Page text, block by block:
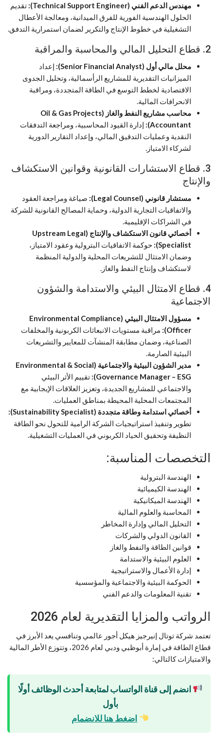
مهندس الدعم الفني (Technical Support Engineer):
تقديم
الحلول الهندسية الفورية للفرق الميدانية، ومعالجة الأعطال
التشغيلية في خطوط الإنتاج والتكرير لضمان استمرارية التدفق.
2. قطاع التحليل المالي والمحاسبة والمراقبة
محلل مالي أول (Senior Financial Analyst):
إعداد
الميزانيات التقديرية للمشاريع الرأسمالية، وتحليل الجدوى
الاقتصادية لخطط التوسع في الطاقة المتجددة، ومراقبة
الانحرافات المالية.
محاسب مشاريع النفط والغاز (Oil & Gas Projects
Accountant):
إدارة القيود المحاسبية، ومراجعة التدفقات
النقدية وعمليات التدقيق المالي، وإعداد التقارير الدورية
لشركاء الامتياز.
3. قطاع الاستشارات القانونية وقوانين الاستكشاف
والإنتاج
مستشار قانوني (Legal Counsel):
صياغة ومراجعة العقود
والاتفاقيات التجارية الدولية، وحماية المصالح القانونية للشركة
في الشراكات الإقليمية.
أخصائي قانون الاستكشاف والإنتاج (Upstream Legal
Specialist):
حوكمة الاتفاقيات البترولية وعقود الامتياز،
وضمان الامتثال للتشريعات المحلية والدولية المنظمة
لاستكشاف وإنتاج النفط والغاز.
4. قطاع الامتثال البيئي والاستدامة والشؤون
الاجتماعية
مسؤول الامتثال البيئي (Environmental Compliance
Officer):
مراقبة مستويات الانبعاثات الكربونية والمخلفات
الصناعية، وضمان مطابقة المنشآت للمعايير والتشريعات
البيئية الصارمة.
مدير الشؤون البيئية والاجتماعية (Environmental & Social
Governance Manager – ESG):
تقييم الأثر البيئي
والاجتماعي للمشاريع الجديدة، وتعزيز العلاقات الإيجابية مع
المجتمعات المحلية المحيطة بمناطق العمليات.
أخصائي استدامة وطاقة متجددة (Sustainability Specialist):
تطوير وتنفيذ استراتيجيات الشركة الرامية للتحول نحو الطاقة
النظيفة وتحقيق الحياد الكربوني في العمليات التشغيلية.
التخصصات المناسبة:
الهندسة البترولية
الهندسة الكيميائية
الهندسة الميكانيكية
المحاسبة والعلوم المالية
التحليل المالي وإدارة المخاطر
القانون الدولي والشركات
قوانين الطاقة والنفط والغاز
العلوم البيئية والاستدامة
إدارة الأعمال والاستراتيجية
الحوكمة البيئية والاجتماعية والمؤسسية
تقنية المعلومات والدعم الفني
الرواتب والمزايا التقديرية لعام 2026
تعتمد شركة توتال إنيرجيز هيكل أجور عالمي وتنافسي يعد الأبرز في
قطاع الطاقة في إمارة أبوظبي ودبي لعام 2026، وتتوزع الأطر المالية
والامتيازات كالتالي:
انضم إلى قناة الواتساب لمتابعة أحدث الوظائف أولًا
بأول
اضغط هنا للانضمام